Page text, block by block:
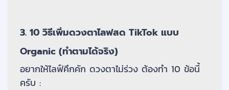
3. 10 วิธีเพิ่มดวงตาไลฟสด TikTok แบบ
Organic (ทำตามได้จริง)
อยากให้ไลฟ์คึกคัก ดวงตาไม่ร่วง ต้องทำ 10 ข้อนี้
ครับ :